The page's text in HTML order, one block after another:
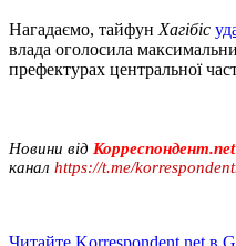
Нагадаємо, тайфун Хагібіс
влада оголосила
префектурах центральної
Новини від Корреспондент.net
канал https://t.me/
Читайте Korrespondent.net в